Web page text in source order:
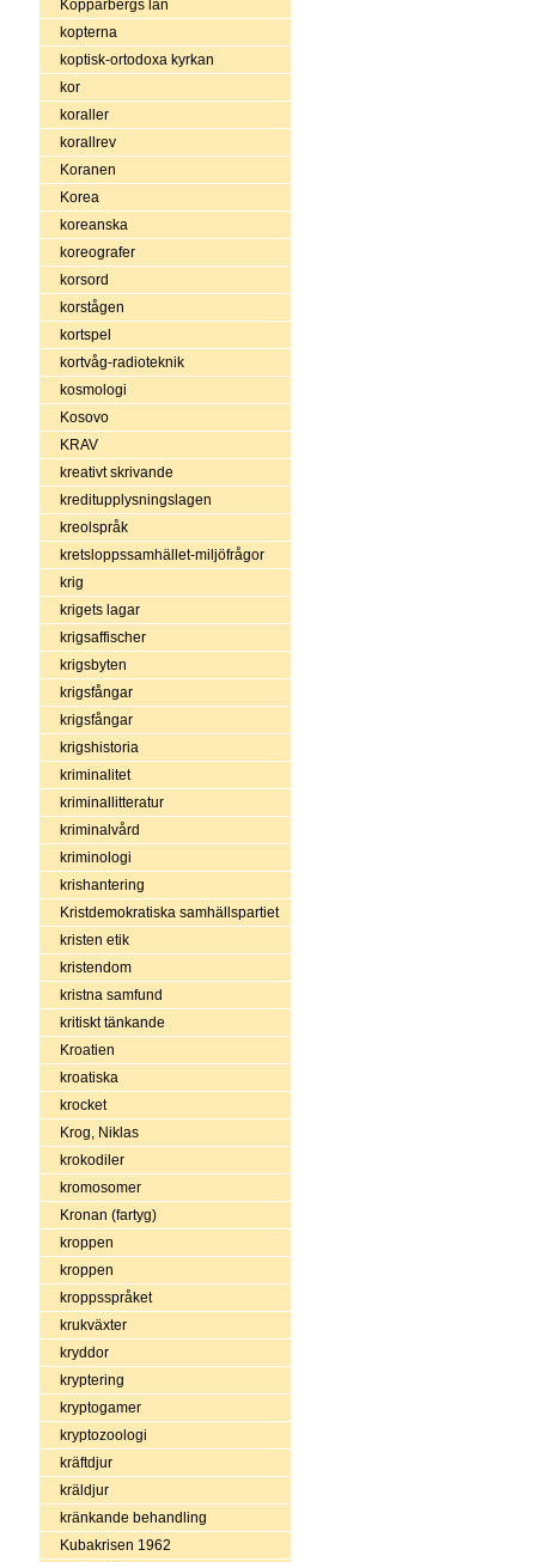
Kopparbergs län
kopterna
koptisk-ortodoxa kyrkan
kor
koraller
korallrev
Koranen
Korea
koreanska
koreografer
korsord
korstågen
kortspel
kortvåg-radioteknik
kosmologi
Kosovo
KRAV
kreativt skrivande
kreditupplysningslagen
kreolspråk
kretsloppssamhället-miljöfrågor
krig
krigets lagar
krigsaffischer
krigsbyten
krigsfångar
krigsfångar
krigshistoria
kriminalitet
kriminallitteratur
kriminalvård
kriminologi
krishantering
Kristdemokratiska samhällspartiet
kristen etik
kristendom
kristna samfund
kritiskt tänkande
Kroatien
kroatiska
krocket
Krog, Niklas
krokodiler
kromosomer
Kronan (fartyg)
kroppen
kroppen
kroppsspråket
krukväxter
kryddor
kryptering
kryptogamer
kryptozoologi
kräftdjur
kräldjur
kränkande behandling
Kubakrisen 1962